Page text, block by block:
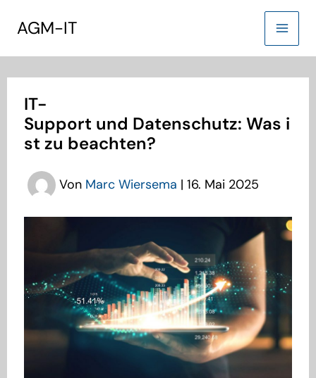
InhaltAGM-IT
IT-
Support und Datenschutz: Was i
st zu beachten?
Von Marc Wiersema | 16. Mai 2025